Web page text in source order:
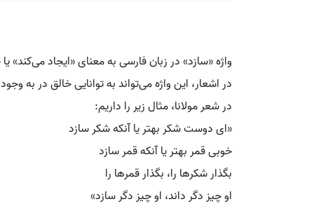
واژه «سازد» در زبان فارسی به معنای «ایجاد می‌کند»
در اشعار، این واژه می‌تواند به توانایی خالق در به
در شعر مولانا، مثال زیر را داریم:
«ای دوست شکر بهتر یا آنکه شکر سازد
خوبی قمر بهتر یا آنکه قمر سازد
بگذار شکرها را، بگذار قمرها را
او چیز دگر داند، او چیز دگر سازد»